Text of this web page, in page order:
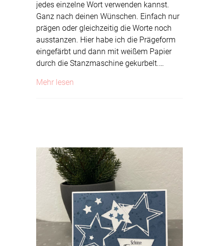
jedes einzelne Wort verwenden kannst.
Ganz nach deinen Wünschen. Einfach nur
prägen oder gleichzeitig die Worte noch
ausstanzen. Hier habe ich die Prägeform
eingefärbt und dann mit weißem Papier
durch die Stanzmaschine gekurbelt.…
Mehr lesen